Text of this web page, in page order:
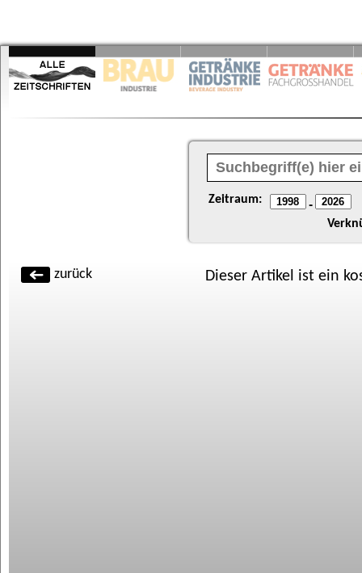
Zeitraum: -
zurück Dieser Artikel ist ein